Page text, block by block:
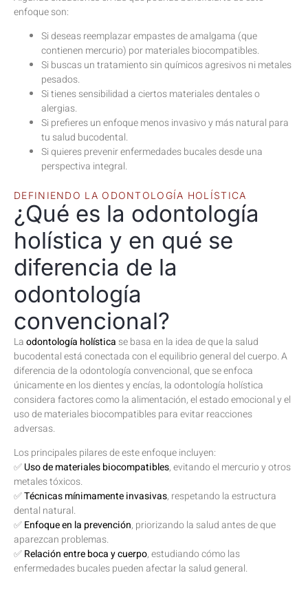
enfoque son:
Si deseas reemplazar empastes de amalgama (que
contienen mercurio) por materiales biocompatibles.
Si buscas un tratamiento sin químicos agresivos ni metales
pesados.
Si tienes sensibilidad a ciertos materiales dentales o
alergias.
Si prefieres un enfoque menos invasivo y más natural para
tu salud bucodental.
Si quieres prevenir enfermedades bucales desde una
perspectiva integral.
DEFINIENDO LA ODONTOLOGÍA HOLÍSTICA
¿Qué es la odontología
holística y en qué se
diferencia de la
odontología
convencional?
Laodontología holística se basa en la idea de que la salud
bucodental está conectada con el equilibrio general del cuerpo. A
diferencia de la odontología convencional, que se enfoca
únicamente en los dientes y encías, la odontología holística
considera factores como la alimentación, el estado emocional y el
uso de materiales biocompatibles para evitar reacciones
adversas.
Los principales pilares de este enfoque incluyen:
✅Uso de materiales biocompatibles, evitando el mercurio y otros
metales tóxicos.
✅Técnicas mínimamente invasivas, respetando la estructura
dental natural.
✅Enfoque en la prevención, priorizando la salud antes de que
aparezcan problemas.
✅Relación entre boca y cuerpo, estudiando cómo las
enfermedades bucales pueden afectar la salud general.